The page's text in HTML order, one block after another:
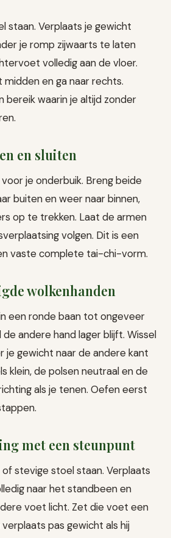
staan. Verplaats je gewicht
je romp zijwaarts te laten
volledig aan de vloer.
midden en ga naar rechts.
bereik waarin je altijd zonder
en sluiten
je onderbuik. Breng beide
buiten en weer naar binnen,
op te trekken. Laat de armen
volgen. Dit is een
vaste complete tai-chi-vorm.
wolkenhanden
een ronde baan tot ongeveer
andere hand lager blijft. Wissel
je gewicht naar de andere kant
klein, de polsen neutraal en de
als je tenen. Oefen eerst
met een steunpunt
stevige stoel staan. Verplaats
naar het standbeen en
voet licht. Zet die voet een
pas gewicht als hij